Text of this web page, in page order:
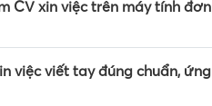
CV xin việc trên máy tính đơn
việc viết tay đúng chuẩn, ứng